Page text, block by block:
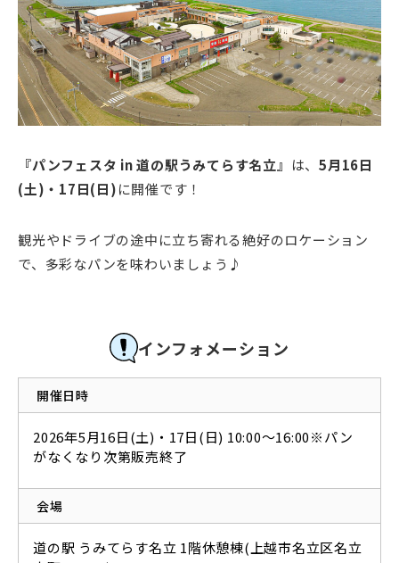
『パンフェスタ in 道の駅うみてらす名立』 は、 5月16日
(土)・17日(日)に開催です！
観光やドライブの途中に立ち寄れる絶好のロケーション
で、多彩なパンを味わいましょう♪
インフォメーション
開催日時
2026年5月16日(土)・17日(日) 10:00～16:00※パン
がなくなり次第販売終了
会場
道の駅 うみてらす名立 1階休憩棟(上越市名立区名立